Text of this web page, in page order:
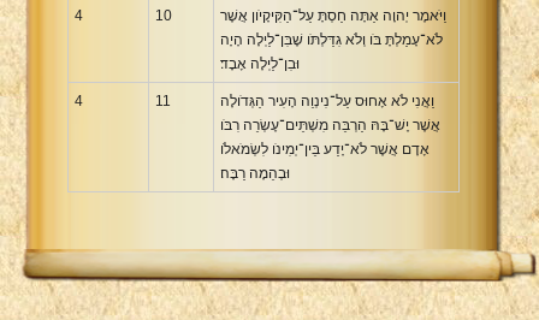
4 10
וַיֹּאמֶר יְהוָה אַתָּה חַסְתָּ עַל־הַקִּיקָיֹון אֲשֶׁר
לֹא־עָמַלְתָּ בֹּו וְלֹא גִדַּלְתֹּו שֶׁבִּן־לַיְלָה הָיָה
וּבִן־לַיְלָה אָבָד׃
4 11
וַאֲנִי לֹא אָחוּס עַל־נִינְוֵה הָעִיר הַגְּדֹולָה
אֲשֶׁר יֶשׁ־בָּהּ הַרְבֵּה מִשְׁתֵּים־עֶשְׂרֵה רִבֹּו
אָדָם אֲשֶׁר לֹא־יָדַע בֵּין־יְמִינֹו לִשְׂמֹאלֹו
וּבְהֵמָה רַבָּה׃